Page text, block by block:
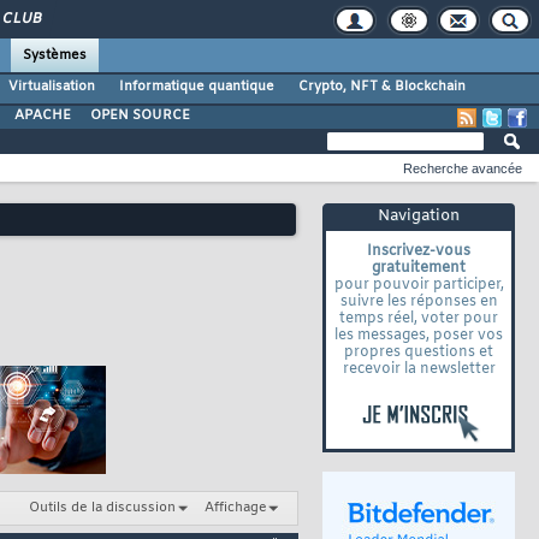
CLUB
Systèmes
Virtualisation
Informatique quantique
Crypto, NFT & Blockchain
APACHE
OPEN SOURCE
Navigation
Inscrivez-vous
gratuitement
pour pouvoir participer,
suivre les réponses en
temps réel, voter pour
les messages, poser vos
propres questions et
recevoir la newsletter
Recherche avancée
Outils de la discussion Affichage